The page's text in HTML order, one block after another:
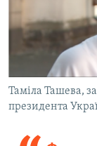
Таміла Ташева,
президента